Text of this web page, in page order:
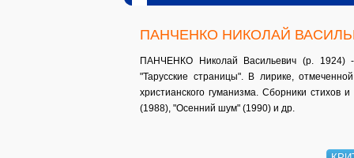
ПАНЧЕНКО НИКОЛАЙ
ПАНЧЕНКО Николай Васильевич (р. 1924)
"Тарусские страницы". В лирике,
христианского гуманизма. Сборники стихов
(1988), "Осенний шум" (1990) и др.